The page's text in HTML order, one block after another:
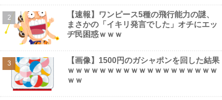
Powered by livedoor 相互RSS
【速報】ワンピース5種の飛行能力の謎、
まさかの「イキリ発言でした」オチにエッ
ヂ民困惑ｗｗｗ
【画像】1500円のガシャポンを回した結果
ｗｗｗｗｗｗｗｗｗｗｗｗｗｗｗｗｗｗｗ
ｗｗ